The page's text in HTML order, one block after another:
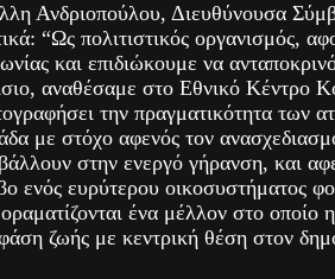
Ανδριοπούλου, Διευθύνουσα
“Ως πολιτιστικός οργανισμός,
και επιδιώκουμε να
αναθέσαμε στο Εθνικό Κέντρο
την πραγματικότητα των
με στόχο αφενός τον
στην ενεργό γήρανση, και
ενός ευρύτερου οικοσυστήματος
ένα μέλλον στο οποίο
ζωής με κεντρική θέση στον